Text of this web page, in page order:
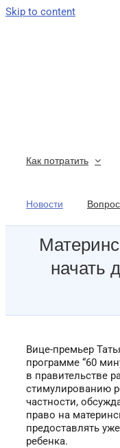
Skip to content
Как потратить
Новости
начать
Вице-премьер
программе “60
в правительстве
стимулированию
частности,
право на
предоставлять
ребенка.